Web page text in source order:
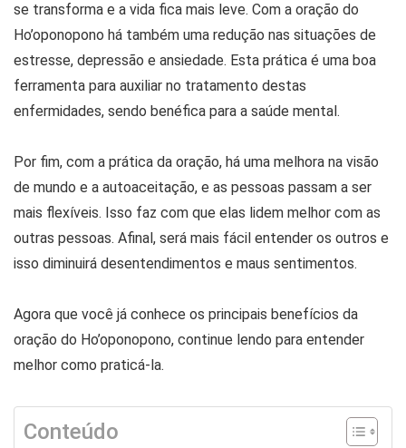
se transforma e a vida fica mais leve. Com a oração do
Ho’oponopono há também uma redução nas situações de
estresse, depressão e ansiedade. Esta prática é uma boa
ferramenta para auxiliar no tratamento destas
enfermidades, sendo benéfica para a saúde mental.
Por fim, com a prática da oração, há uma melhora na visão
de mundo e a autoaceitação, e as pessoas passam a ser
mais flexíveis. Isso faz com que elas lidem melhor com as
outras pessoas. Afinal, será mais fácil entender os outros e
isso diminuirá desentendimentos e maus sentimentos.
Agora que você já conhece os principais benefícios da
oração do Ho’oponopono, continue lendo para entender
melhor como praticá-la.
Conteúdo